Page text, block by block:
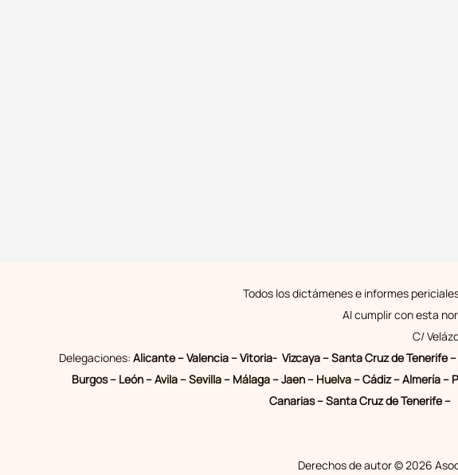
Todos los dictámenes e informes
Al cumplir con esta
C/
Delegaciones: Alicante – Valencia – Vitoria- Vizcaya – Santa Cruz de Tenerife
Burgos – León – Avila – Sevilla – Málaga – Jaen – Huelva – Cádiz – Almería
Canarias – Santa Cruz de Tenerife
Derechos de autor © 2026